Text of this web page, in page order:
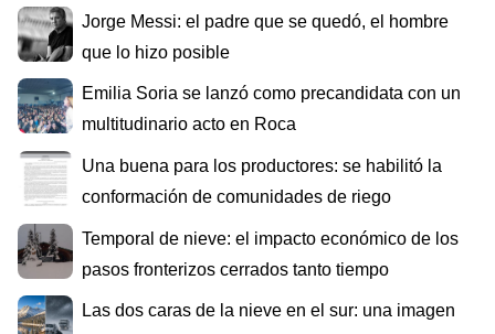
Jorge Messi: el padre que se quedó, el hombre
que lo hizo posible
Emilia Soria se lanzó como precandidata con un
multitudinario acto en Roca
Una buena para los productores: se habilitó la
conformación de comunidades de riego
Temporal de nieve: el impacto económico de los
pasos fronterizos cerrados tanto tiempo
Las dos caras de la nieve en el sur: una imagen